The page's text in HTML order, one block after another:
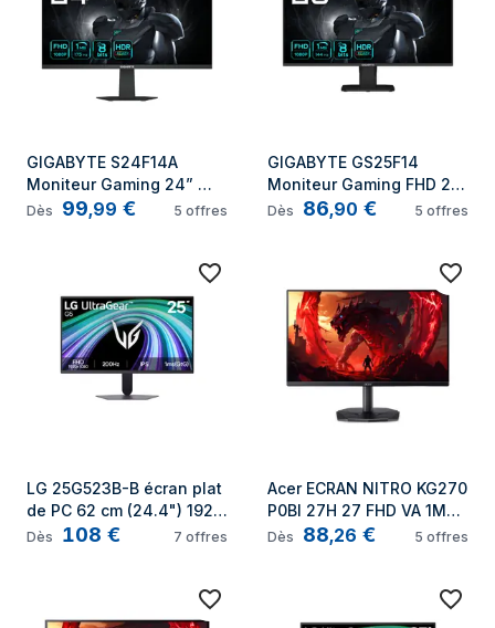
GIGABYTE S24F14A
Moniteur Gaming 24”
FHD - 1920 x 1080, 175Hz,
HDMI 2.0, DisplayPort 1.4
Dès 99,99 € 5 offres
GIGABYTE GS25F14
Moniteur Gaming FHD 25”
- 1920 x 1080, 144Hz, 1ms,
Dès 86,90 € 5 offres
LG 25G523B-B écran plat
de PC 62 cm (24.4") 1920
x 1080 pixels Full HD LCD
Dès 108 € 7 offres
Acer ECRAN NITRO KG270
P0BI 27H 27 FHD VA 1MS
144HZ 250NITS AMD
Dès 88,26 € 5 offres